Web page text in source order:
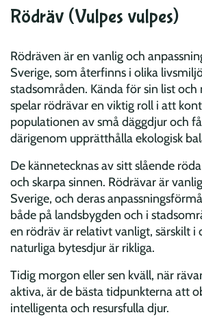
Rödräv (Vulpes vulpes)
Rödräven är en vanlig och
Sverige, som återfinns i olika
stadsområden. Kända för sin list
spelar rödrävar en viktig roll i att
populationen av små däggdjur och
därigenom upprätthålla ekologisk
De kännetecknas av sitt slående
och skarpa sinnen. Rödrävar är
Sverige, och deras
både på landsbygden och i
en rödräv är relativt vanligt, särskilt i
naturliga bytesdjur är rikliga.
Tidig morgon eller sen kväll, när
aktiva, är de bästa tidpunkterna att
intelligenta och resursfulla djur.